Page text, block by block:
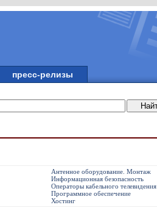
пресс-релизы
Антенное оборудование. Монтаж
Информационная безопасность
Операторы кабельного телевидения
Программное обеспечение
Хостинг